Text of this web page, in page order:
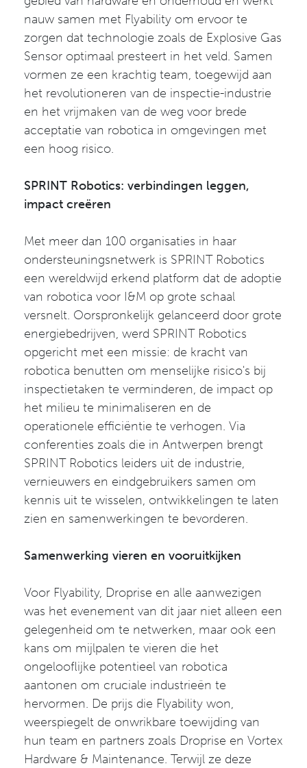
nauw samen met Flyability om ervoor te
zorgen dat technologie zoals de Explosive Gas
Sensor optimaal presteert in het veld. Samen
vormen ze een krachtig team, toegewijd aan
het revolutioneren van de inspectie-industrie
en het vrijmaken van de weg voor brede
acceptatie van robotica in omgevingen met
een hoog risico.
SPRINT Robotics: verbindingen leggen,
impact creëren
Met meer dan 100 organisaties in haar
ondersteuningsnetwerk is SPRINT Robotics
een wereldwijd erkend platform dat de adoptie
van robotica voor I&M op grote schaal
versnelt. Oorspronkelijk gelanceerd door grote
energiebedrijven, werd SPRINT Robotics
opgericht met een missie: de kracht van
robotica benutten om menselijke risico's bij
inspectietaken te verminderen, de impact op
het milieu te minimaliseren en de
operationele efficiëntie te verhogen. Via
conferenties zoals die in Antwerpen brengt
SPRINT Robotics leiders uit de industrie,
vernieuwers en eindgebruikers samen om
kennis uit te wisselen, ontwikkelingen te laten
zien en samenwerkingen te bevorderen.
Samenwerking vieren en vooruitkijken
Voor Flyability, Droprise en alle aanwezigen
was het evenement van dit jaar niet alleen een
gelegenheid om te netwerken, maar ook een
kans om mijlpalen te vieren die het
ongelooflijke potentieel van robotica
aantonen om cruciale industrieën te
hervormen. De prijs die Flyability won,
weerspiegelt de onwrikbare toewijding van
hun team en partners zoals Droprise en Vortex
Hardware & Maintenance. Terwijl ze deze